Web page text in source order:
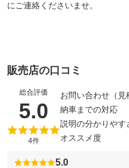
にご連絡くださいませ。
販売店の口コミ
総合評価
5.0 （5点満
4件
お問い合わせ（見
納車までの対応
説明の分かりやす
オススメ度
5.0